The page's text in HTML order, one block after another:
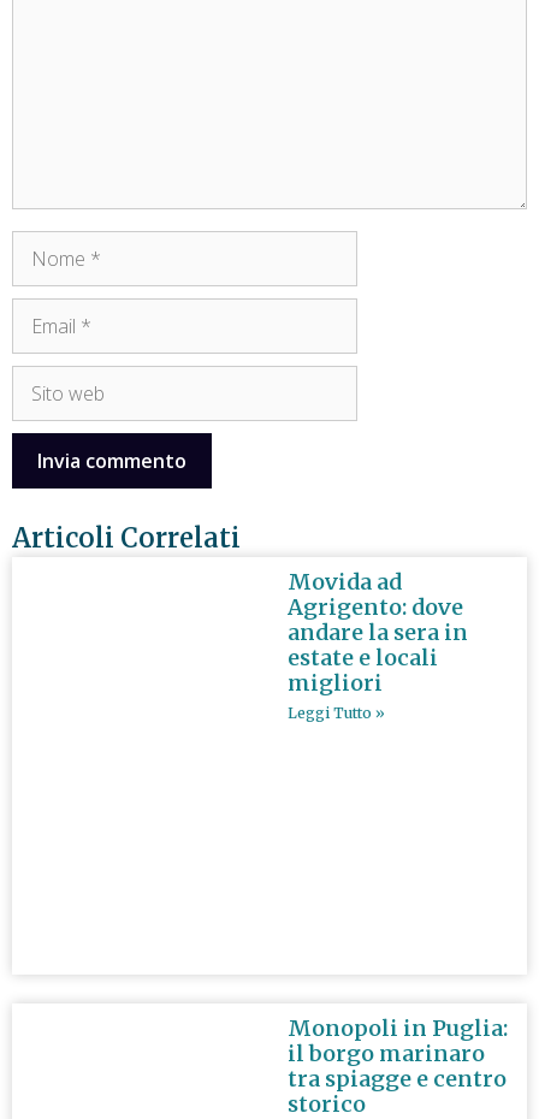
Articoli Correlati
Movida ad
Agrigento: dove
andare la sera in
estate e locali
migliori
Leggi Tutto »
Monopoli in Puglia:
il borgo marinaro
tra spiagge e centro
storico